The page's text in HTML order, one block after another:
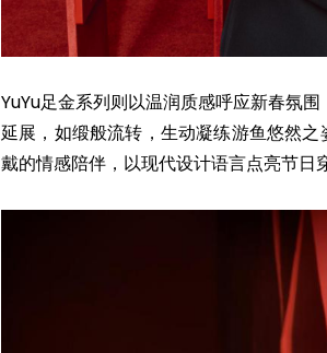
YuYu足金系列则以温润质感呼应新春氛
延展，如缎般流转，生动凝练游鱼悠然
戴的情感陪伴，以现代设计语言点亮节日